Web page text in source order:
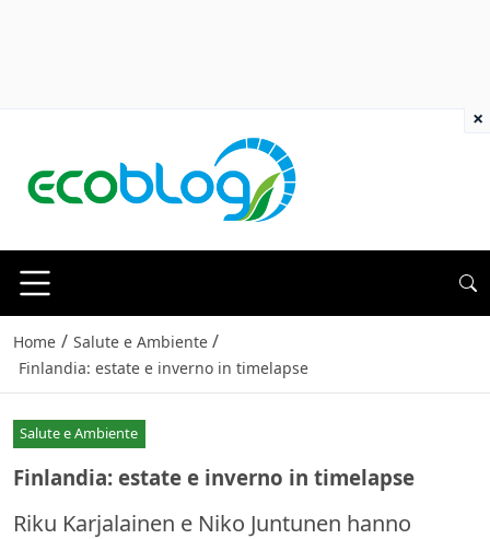
Home / Salute e Ambiente /
Finlandia: estate e inverno in timelapse
Salute e Ambiente
Finlandia: estate e inverno in timelapse
Riku Karjalainen e Niko Juntunen hanno
×